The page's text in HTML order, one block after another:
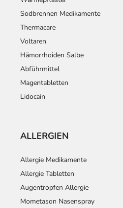
Sodbrennen Medikamente
Thermacare
Voltaren
Hämorrhoiden Salbe
Abführmittel
Magentabletten
Lidocain
ALLERGIEN
Allergie Medikamente
Allergie Tabletten
Augentropfen Allergie
Mometason Nasenspray